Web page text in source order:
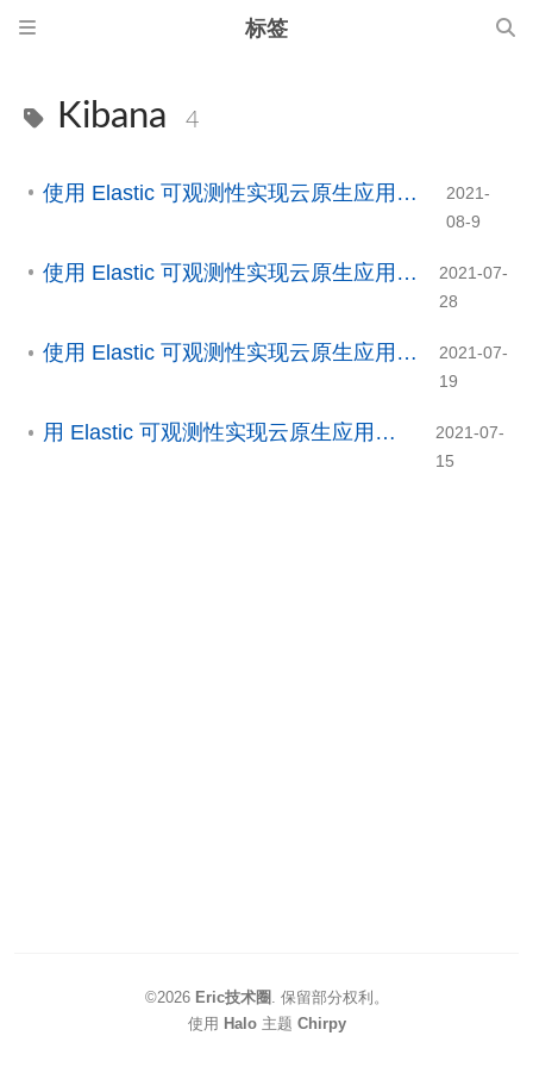
标签
Kibana 4
使用 Elastic 可观测性实现云原生应用监控(4/4)
2021-
08-9
使用 Elastic 可观测性实现云原生应用监控(3/4)
2021-07-
28
使用 Elastic 可观测性实现云原生应用监控(2/4)
2021-07-
19
用 Elastic 可观测性实现云原生应用监控(1/4)
2021-07-
15
©2026 Eric技术圈 保留部分权利。
使用 Halo主题 Chirpy